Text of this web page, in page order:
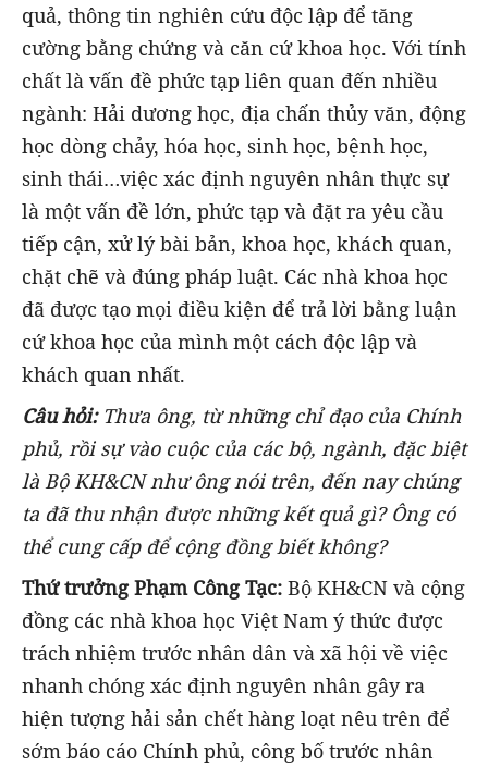
quả, thông tin nghiên cứu độc lập để tăng
cường bằng chứng và căn cứ khoa học. Với tính
chất là vấn đề phức tạp liên quan đến nhiều
ngành: Hải dương học, địa chấn thủy văn, động
học dòng chảy, hóa học, sinh học, bệnh học,
sinh thái…việc xác định nguyên nhân thực sự
là một vấn đề lớn, phức tạp và đặt ra yêu cầu
tiếp cận, xử lý bài bản, khoa học, khách quan,
chặt chẽ và đúng pháp luật. Các nhà khoa học
đã được tạo mọi điều kiện để trả lời bằng luận
cứ khoa học của mình một cách độc lập và
khách quan nhất.
Câu hỏi:Thưa ông, từ những chỉ đạo của Chính
phủ, rồi sự vào cuộc của các bộ, ngành, đặc biệt
là Bộ KH&CN như ông nói trên, đến nay chúng
ta đã thu nhận được những kết quả gì? Ông có
thể cung cấp để cộng đồng biết không?
Thứ trưởng Phạm Công Tạc: Bộ KH&CN và cộng
đồng các nhà khoa học Việt Nam ý thức được
trách nhiệm trước nhân dân và xã hội về việc
nhanh chóng xác định nguyên nhân gây ra
hiện tượng hải sản chết hàng loạt nêu trên để
sớm báo cáo Chính phủ, công bố trước nhân